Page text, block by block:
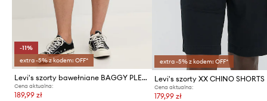
-11%
extra -5% z kodem: OFF*
Levi's szorty bawełniane BAGGY PLEATED
Cena aktualna:
189,99 zł
extra -5% z kodem: OFF*
Levi's szorty XX CHINO SHORTS
Cena aktualna:
179,99 zł